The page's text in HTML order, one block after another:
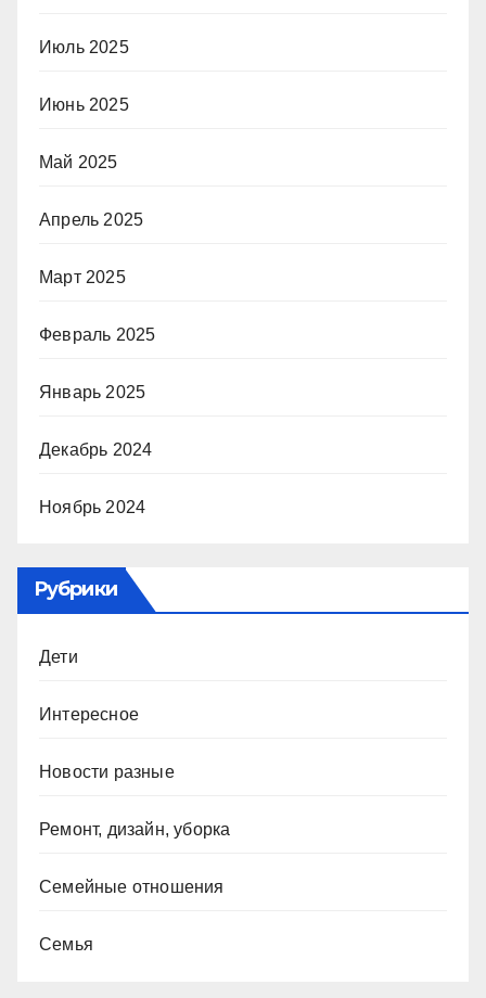
Июль 2025
Июнь 2025
Май 2025
Апрель 2025
Март 2025
Февраль 2025
Январь 2025
Декабрь 2024
Ноябрь 2024
Рубрики
Дети
Интересное
Новости разные
Ремонт, дизайн, уборка
Семейные отношения
Семья